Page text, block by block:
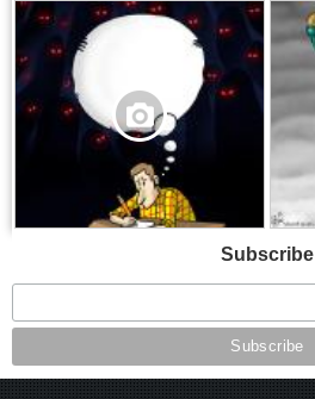
,
Subscribe